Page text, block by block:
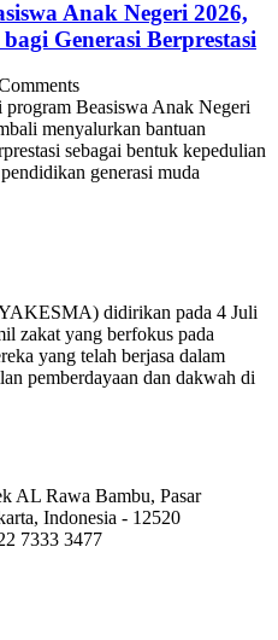
Anak Negeri 2026,
Generasi Berprestasi
Beasiswa Anak Negeri
menyalurkan bantuan
sebagai bentuk kepedulian
generasi muda
didirikan pada 4 Juli
zakat yang berfokus pada
yang telah berjasa dalam
pemberdayaan dan dakwah di
AL Rawa Bambu, Pasar
Indonesia - 12520
7333 3477